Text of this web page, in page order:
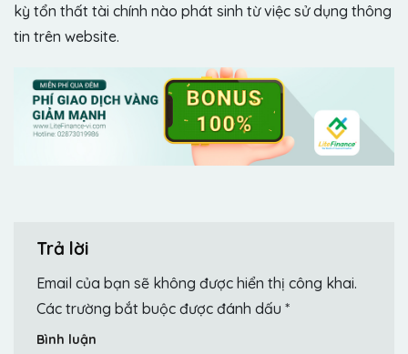
kỳ tổn thất tài chính nào phát sinh từ việc sử dụng thông
tin trên website.
Trả lời
Email của bạn sẽ không được hiển thị công khai.
Các trường bắt buộc được đánh dấu *
Bình luận